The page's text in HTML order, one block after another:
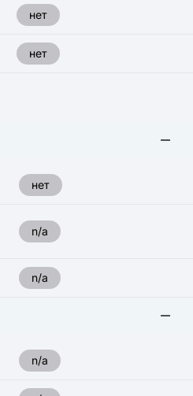
нет
нет
нет
n/a
n/a
n/a